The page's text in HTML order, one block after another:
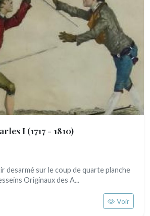
I (1717 - 1810)
desarmé sur le coup de quarte planche
Originaux des A...
Voir